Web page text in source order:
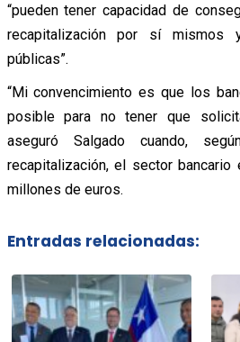
“pueden tener capacidad de
recapitalización por sí mismos
públicas”.
“Mi convencimiento es que los
posible para no tener que
aseguró Salgado cuando,
recapitalización, el sector bancario
millones de euros.
Entradas relacionadas: